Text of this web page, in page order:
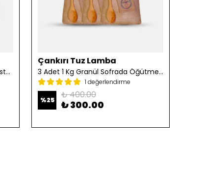
2 Adet 1 Kg Öğütülmüş Çankırı Kristal Kaya Tuzu
Çankırı Tuz Lamba
3 Adet 1 Kg Granül Sofrada Öğütme Tuzu
1 değerlendirme
%25 ₺ 400.00
₺ 300.00